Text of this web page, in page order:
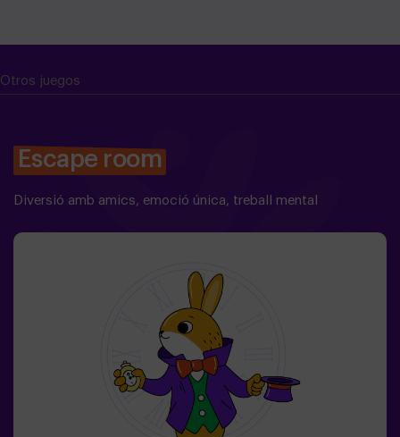
Otros juegos
Escape room
Diversió amb amics, emoció única, treball mental